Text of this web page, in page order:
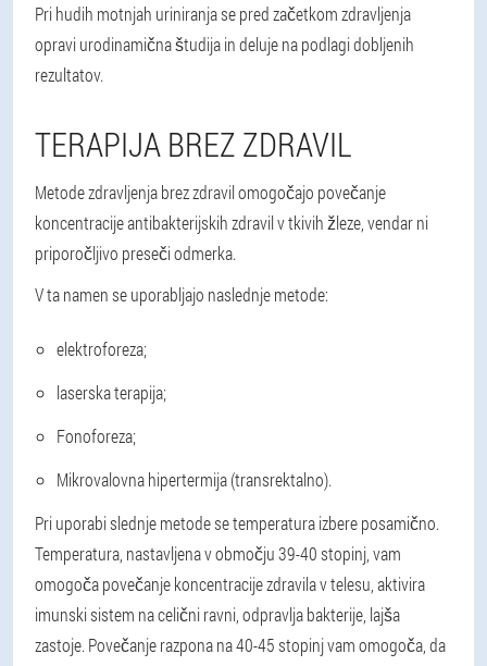
Pri hudih motnjah uriniranja se pred začetkom zdravljenja
opravi urodinamična študija in deluje na podlagi dobljenih
rezultatov.
TERAPIJA BREZ ZDRAVIL
Metode zdravljenja brez zdravil omogočajo povečanje
koncentracije antibakterijskih zdravil v tkivih žleze, vendar ni
priporočljivo preseči odmerka.
V ta namen se uporabljajo naslednje metode:
elektroforeza;
laserska terapija;
Fonoforeza;
Mikrovalovna hipertermija (transrektalno).
Pri uporabi slednje metode se temperatura izbere posamično.
Temperatura, nastavljena v območju 39-40 stopinj, vam
omogoča povečanje koncentracije zdravila v telesu, aktivira
imunski sistem na celični ravni, odpravlja bakterije, lajša
zastoje. Povečanje razpona na 40-45 stopinj vam omogoča, da